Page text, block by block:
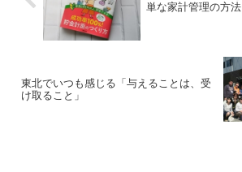
単な家計管理の方法
東北でいつも感じる「与えることは、受
け取ること」